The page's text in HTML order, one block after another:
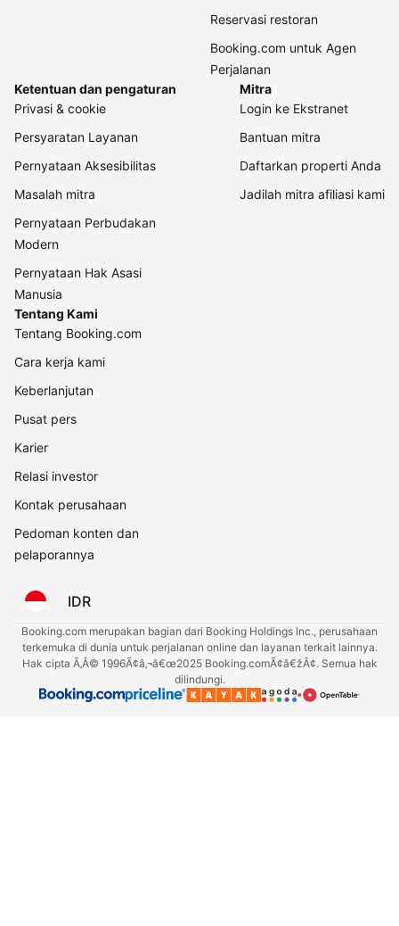
Reservasi restoran
Booking.com untuk Agen
Perjalanan
Ketentuan dan pengaturan
Privasi & cookie
Persyaratan Layanan
Pernyataan Aksesibilitas
Masalah mitra
Pernyataan Perbudakan
Modern
Pernyataan Hak Asasi
Manusia
Mitra
Login ke Ekstranet
Bantuan mitra
Daftarkan properti Anda
Jadilah mitra afiliasi kami
Tentang Kami
Tentang Booking.com
Cara kerja kami
Keberlanjutan
Pusat pers
Karier
Relasi investor
Kontak perusahaan
Pedoman konten dan
pelaporannya
IDR
Booking.com merupakan bagian dari Booking Holdings Inc., perusahaan
terkemuka di dunia untuk perjalanan online dan layanan terkait lainnya.
Hak cipta Ã‚Â© 1996Ã¢â‚¬â€œ2025 Booking.comÃ¢â€žÂ¢. Semua hak
dilindungi.